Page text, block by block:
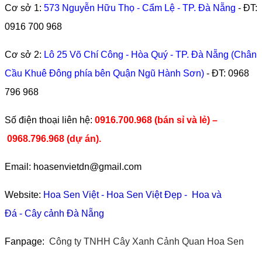
Cơ sở 1: 573 Nguyễn Hữu Thọ - Cẩm Lệ - TP. Đà Nẵng - ĐT:
0916 700 968
Cơ sở 2: Lô 25 Võ Chí Công - Hòa Quý - TP. Đà Nẵng (Chân
Cầu Khuê Đông phía bên Quận Ngũ Hành Sơn) - ĐT: 0968
796 968
​Số điện thoại liên hệ: 0916.700.968 (bán sỉ và lẻ) –
0968.796.968 (dự án).
Email: hoasenvietdn@gmail.com
Website: Hoa Sen Việt- Hoa Sen Việt Đẹp - Hoa và
Đá - Cây cảnh Đà Nẵng
Fanpage: Công ty TNHH Cây Xanh Cảnh Quan Hoa Sen